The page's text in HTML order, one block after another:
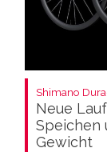
Shimano
Neue
Speichen
Gewicht